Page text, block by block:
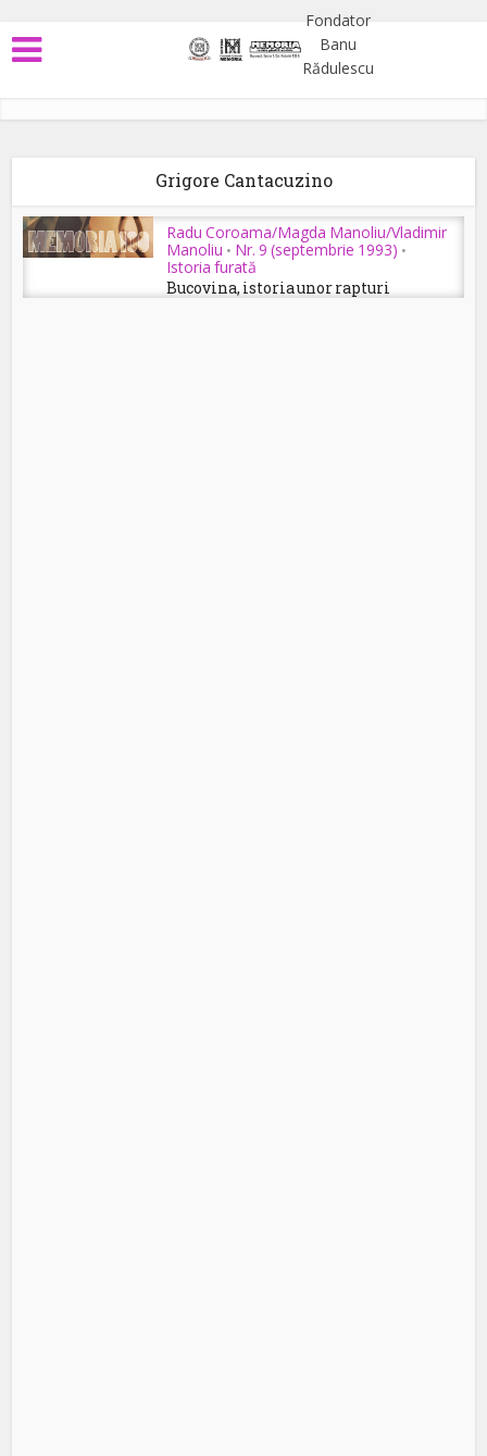
Grigore Cantacuzino
Radu Coroama/Magda Manoliu/Vladimir
Manoliu • Nr. 9 (septembrie 1993) •
Istoria furată
Bucovina, istoria unor rapturi